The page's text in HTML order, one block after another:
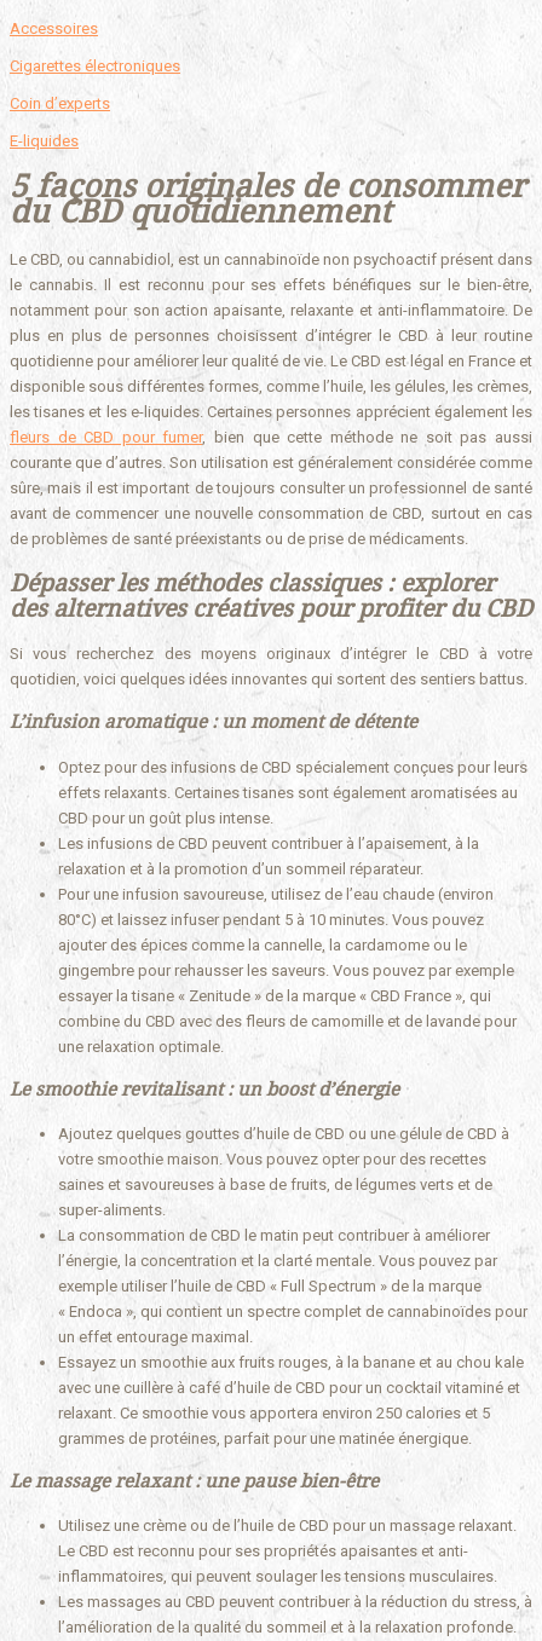
Accessoires
Cigarettes électroniques
Coin d’experts
E-liquides
5 façons originales de consommer
du CBD quotidiennement
Le CBD, ou cannabidiol, est un cannabinoïde non psychoactif présent dans
le cannabis. Il est reconnu pour ses effets bénéfiques sur le bien-être,
notamment pour son action apaisante, relaxante et anti-inflammatoire. De
plus en plus de personnes choisissent d’intégrer le CBD à leur routine
quotidienne pour améliorer leur qualité de vie. Le CBD est légal en France et
disponible sous différentes formes, comme l’huile, les gélules, les crèmes,
les tisanes et les e-liquides. Certaines personnes apprécient également les
fleurs de CBD pour fumer, bien que cette méthode ne soit pas aussi
courante que d’autres. Son utilisation est généralement considérée comme
sûre, mais il est important de toujours consulter un professionnel de santé
avant de commencer une nouvelle consommation de CBD, surtout en cas
de problèmes de santé préexistants ou de prise de médicaments.
Dépasser les méthodes classiques : explorer
des alternatives créatives pour profiter du CBD
Si vous recherchez des moyens originaux d’intégrer le CBD à votre
quotidien, voici quelques idées innovantes qui sortent des sentiers battus.
L’infusion aromatique : un moment de détente
Optez pour des infusions de CBD spécialement conçues pour leurs
effets relaxants. Certaines tisanes sont également aromatisées au
CBD pour un goût plus intense.
Les infusions de CBD peuvent contribuer à l’apaisement, à la
relaxation et à la promotion d’un sommeil réparateur.
Pour une infusion savoureuse, utilisez de l’eau chaude (environ
80°C) et laissez infuser pendant 5 à 10 minutes. Vous pouvez
ajouter des épices comme la cannelle, la cardamome ou le
gingembre pour rehausser les saveurs. Vous pouvez par exemple
essayer la tisane « Zenitude » de la marque « CBD France », qui
combine du CBD avec des fleurs de camomille et de lavande pour
une relaxation optimale.
Le smoothie revitalisant : un boost d’énergie
Ajoutez quelques gouttes d’huile de CBD ou une gélule de CBD à
votre smoothie maison. Vous pouvez opter pour des recettes
saines et savoureuses à base de fruits, de légumes verts et de
super-aliments.
La consommation de CBD le matin peut contribuer à améliorer
l’énergie, la concentration et la clarté mentale. Vous pouvez par
exemple utiliser l’huile de CBD « Full Spectrum » de la marque
« Endoca », qui contient un spectre complet de cannabinoïdes pour
un effet entourage maximal.
Essayez un smoothie aux fruits rouges, à la banane et au chou kale
avec une cuillère à café d’huile de CBD pour un cocktail vitaminé et
relaxant. Ce smoothie vous apportera environ 250 calories et 5
grammes de protéines, parfait pour une matinée énergique.
Le massage relaxant : une pause bien-être
Utilisez une crème ou de l’huile de CBD pour un massage relaxant.
Le CBD est reconnu pour ses propriétés apaisantes et anti-
inflammatoires, qui peuvent soulager les tensions musculaires.
Les massages au CBD peuvent contribuer à la réduction du stress, à
l’amélioration de la qualité du sommeil et à la relaxation profonde.